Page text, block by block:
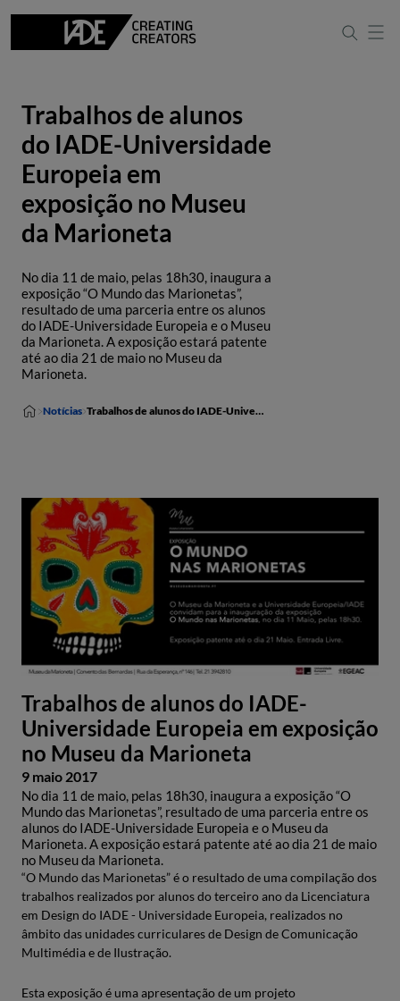
Trabalhos de alunos
do IADE-Universidade
Europeia em
exposição no Museu
da Marioneta
No dia 11 de maio, pelas 18h30, inaugura a
exposição “O Mundo das Marionetas”,
resultado de uma parceria entre os alunos
do IADE-Universidade Europeia e o Museu
da Marioneta. A exposição estará patente
até ao dia 21 de maio no Museu da
Marioneta.
Notícias Trabalhos de alunos do IADE-Universidade Europeia em exposição no Museu da Marioneta
Trabalhos de alunos do IADE-
Universidade Europeia em exposição
no Museu da Marioneta
9 maio 2017
No dia 11 de maio, pelas 18h30, inaugura a exposição “O
Mundo das Marionetas”, resultado de uma parceria entre os
alunos do IADE-Universidade Europeia e o Museu da
Marioneta. A exposição estará patente até ao dia 21 de maio
no Museu da Marioneta.
“O Mundo das Marionetas” é o resultado de uma compilação dos
trabalhos realizados por alunos do terceiro ano da Licenciatura
em Design do IADE - Universidade Europeia, realizados no
âmbito das unidades curriculares de Design de Comunicação
Multimédia e de Ilustração.
Esta exposição é uma apresentação de um projeto